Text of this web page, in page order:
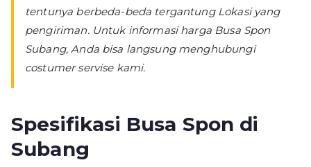
tentunya berbeda-beda tergantung Lokasi yang
pengiriman. Untuk informasi harga Busa Spon
Subang, Anda bisa langsung menghubungi
costumer servise kami.
Spesifikasi Busa Spon di
Subang